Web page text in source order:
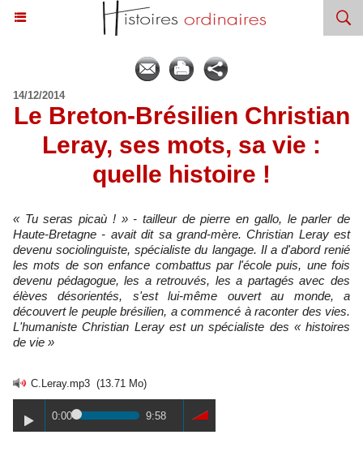
14/12/2014
Le Breton-Brésilien Christian
Leray, ses mots, sa vie :
quelle histoire !
« Tu seras picaù ! » - tailleur de pierre en gallo, le parler de
Haute-Bretagne - avait dit sa grand-mère. Christian Leray est
devenu sociolinguiste, spécialiste du langage. Il a d'abord renié
les mots de son enfance combattus par l'école puis, une fois
devenu pédagogue, les a retrouvés, les a partagés avec des
élèves désorientés, s'est lui-même ouvert au monde, a
découvert le peuple brésilien, a commencé à raconter des vies.
L'humaniste Christian Leray est un spécialiste des « histoires
de vie »
C.Leray.mp3 (13.71 Mo)
0:00 9:58